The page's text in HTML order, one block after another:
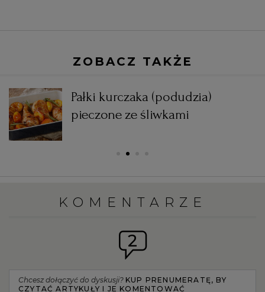
ZOBACZ TAKŻE
Pałki kurczaka (podudzia)
pieczone ze śliwkami
KOMENTARZE
2
Chcesz dołączyć do dyskusji? KUP PRENUMERATĘ, BY
CZYTAĆ ARTYKUŁY I JE KOMENTOWAĆ